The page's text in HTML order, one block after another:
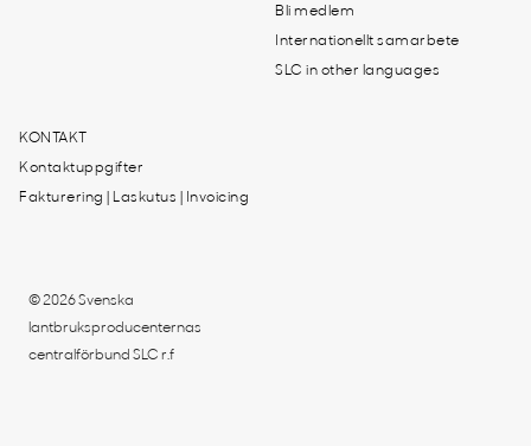
Bli medlem
Internationellt samarbete
SLC in other languages
KONTAKT
Kontaktuppgifter
Fakturering | Laskutus | Invoicing
© 2026 Svenska
lantbruksproducenternas
centralförbund SLC r.f